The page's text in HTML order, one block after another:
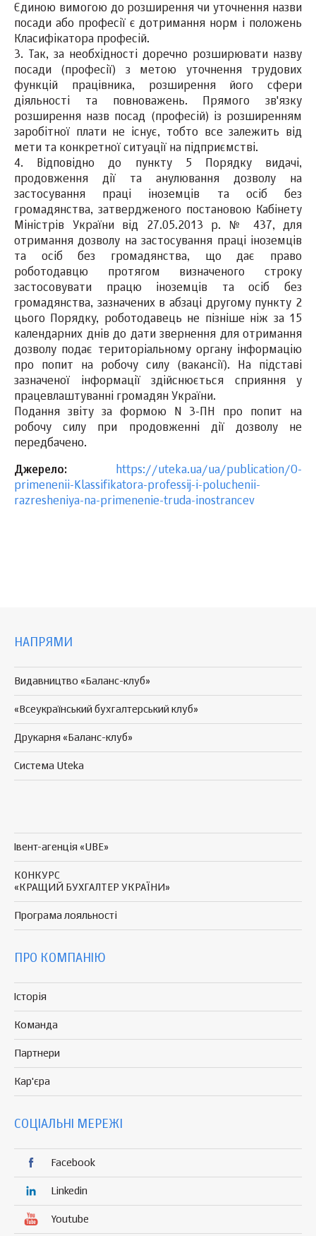
Єдиною вимогою до розширення чи уточнення назви
посади або професії є дотримання норм і положень
Класифікатора професій.
3. Так, за необхідності доречно розширювати назву
посади (професії) з метою уточнення трудових
функцій працівника, розширення його сфери
діяльності та повноважень. Прямого зв'язку
розширення назв посад (професій) із розширенням
заробітної плати не існує, тобто все залежить від
мети та конкретної ситуації на підприємстві.
4. Відповідно до пункту 5 Порядку видачі,
продовження дії та анулювання дозволу на
застосування праці іноземців та осіб без
громадянства, затвердженого постановою Кабінету
Міністрів України від 27.05.2013 р. № 437, для
отримання дозволу на застосування праці іноземців
та осіб без громадянства, що дає право
роботодавцю протягом визначеного строку
застосовувати працю іноземців та осіб без
громадянства, зазначених в абзаці другому пункту 2
цього Порядку, роботодавець не пізніше ніж за 15
календарних днів до дати звернення для отримання
дозволу подає територіальному органу інформацію
про попит на робочу силу (вакансії). На підставі
зазначеної інформації здійснюється сприяння у
працевлаштуванні громадян України.
Подання звіту за формою N 3-ПН про попит на
робочу силу при продовженні дії дозволу не
передбачено.
Джерело:
https://uteka.ua/ua/publication/O-
primenenii-Klassifikatora-professij-i-poluchenii-
razresheniya-na-primenenie-truda-inostrancev
НАПРЯМИ
Видавництво «Баланс-клуб»
«Всеукраїнський бухгалтерський клуб»
Друкарня «Баланс-клуб»
Система Uteka
Івент-агенція «UBE»
КОНКУРС
«КРАЩИЙ БУХГАЛТЕР УКРАЇНИ»
Програма лояльності
ПРО КОМПАНІЮ
Історія
Команда
Партнери
Кар'єра
СОЦІАЛЬНІ МЕРЕЖІ
Facebook
Linkedin
Youtube